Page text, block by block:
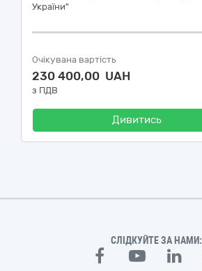
України"
Очікувана вартість
230 400,00 UAH
з ПДВ
Дивитись
СЛІДКУЙТЕ ЗА НАМИ: